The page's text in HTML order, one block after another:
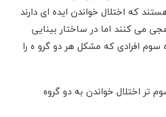
که اختلال خواندن ایده ای دارند
می کنند اما در ساختار بینایی
سوم افرادی که مشکل هر دو گرو ه را
تر اختلال خواندن به دو گروه